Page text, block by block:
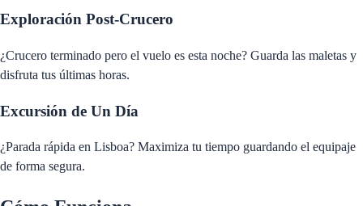
Exploración Post-Crucero
¿Crucero terminado pero el vuelo es esta noche? Guarda las maletas y
disfruta tus últimas horas.
Excursión de Un Día
¿Parada rápida en Lisboa? Maximiza tu tiempo guardando el equipaje
de forma segura.